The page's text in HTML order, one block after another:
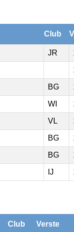
Club
JR
BG
WI
VL
BG
BG
IJ
Club Verste